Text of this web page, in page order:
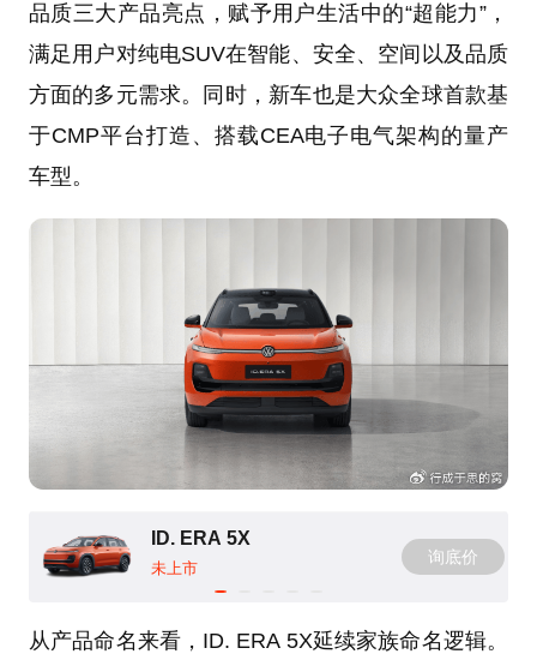
品质三大产品亮点，赋予用户生活中的“超能力”，
满足用户对纯电SUV在智能、安全、空间以及品质
方面的多元需求。同时，新车也是大众全球首款基
于CMP平台打造、搭载CEA电子电气架构的量产
车型。
ID. ERA 5X
未上市
询底价
从产品命名来看，ID. ERA 5X延续家族命名逻辑。